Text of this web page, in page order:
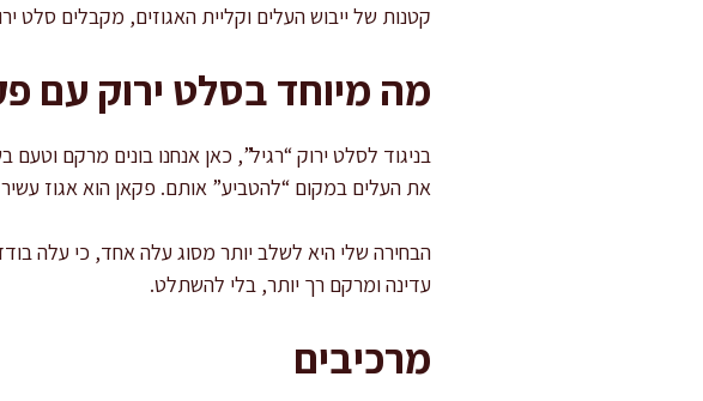
קטנות של ייבוש העלים וקליית האגוזים, מקבלים סלט
מה מיוחד בסלט ירוק עם
בניגוד לסלט ירוק “רגיל”, כאן אנחנו בונים מרקם
את העלים במקום “להטביע” אותם. פקאן הוא אגוז עשיר
הבחירה שלי היא לשלב יותר מסוג עלה אחד, כי עלה
עדינה ומרקם רך יותר, בלי להשתלט.
מרכיבים